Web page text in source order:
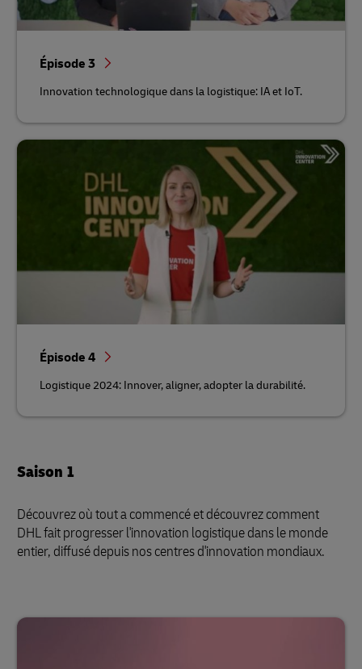
Épisode 3
Innovation technologique dans la logistique: IA et IoT.
Épisode 4
Logistique 2024: Innover, aligner, adopter la durabilité.
Saison 1
Découvrez où tout a commencé et découvrez comment
DHL fait progresser l'innovation logistique dans le monde
entier, diffusé depuis nos centres d'innovation mondiaux.